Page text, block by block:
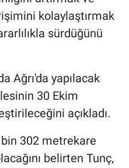
kolaylaştırmak
sürdüğünü
Ağrı'da yapılacak
30 Ekim
açıkladı.
bin 302 metrekare
belirten Tunç,